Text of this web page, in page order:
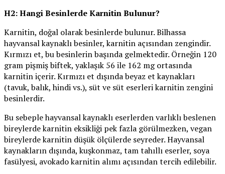
H2: Hangi Besinlerde Karnitin Bulunur?
Karnitin, doğal olarak besinlerde bulunur. Bilhassa
hayvansal kaynaklı besinler, karnitin açısından zengindir.
Kırmızı et, bu besinlerin başında gelmektedir. Örneğin 120
gram pişmiş biftek, yaklaşık 56 ile 162 mg ortasında
karnitin içerir. Kırmızı et dışında beyaz et kaynakları
(tavuk, balık, hindi vs.), süt ve süt eserleri karnitin zengini
besinlerdir.
Bu sebeple hayvansal kaynaklı eserlerden varlıklı beslenen
bireylerde karnitin eksikliği pek fazla görülmezken, vegan
bireylerde karnitin düşük ölçülerde seyreder. Hayvansal
kaynakların dışında, kuşkonmaz, tam tahıllı eserler, soya
fasülyesi, avokado karnitin alımı açısından tercih edilebilir.